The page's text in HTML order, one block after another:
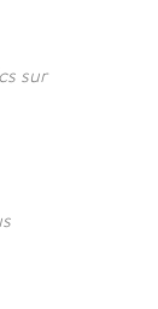
sur